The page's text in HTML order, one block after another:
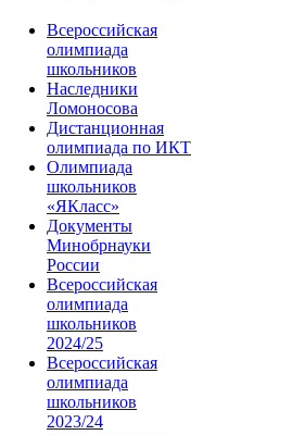
Всероссийская
олимпиада
школьников
Наследники
Ломоносова
Дистанционная
олимпиада по ИКТ
Олимпиада
школьников
«ЯКласс»
Документы
Минобрнауки
России
Всероссийская
олимпиада
школьников
2024/25
Всероссийская
олимпиада
школьников
2023/24